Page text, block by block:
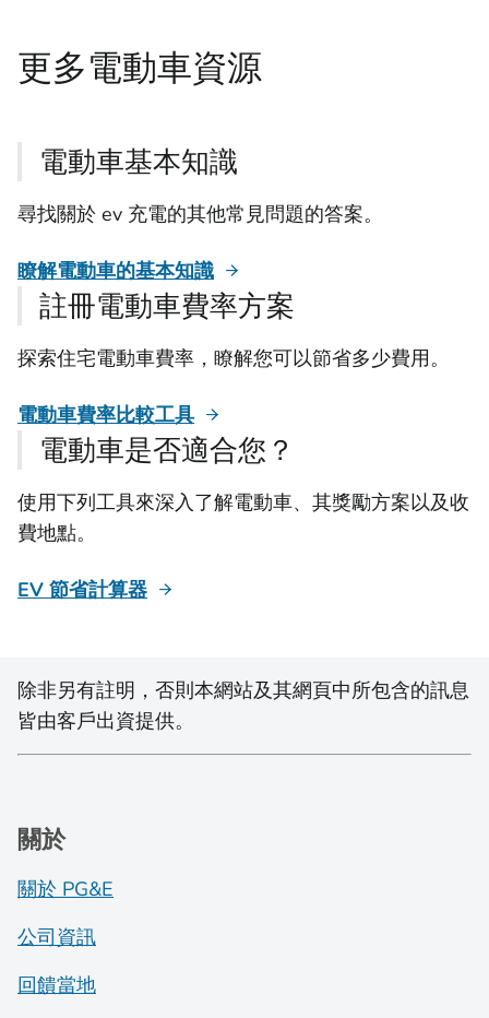
更多電動車資源
電動車基本知識
尋找關於 ev 充電的其他常見問題的答案。
瞭解電動車的基本知識
註冊電動車費率方案
探索住宅電動車費率，瞭解您可以節省多少費用。
電動車費率比較工具
電動車是否適合您？
使用下列工具來深入了解電動車、其獎勵方案以及收
費地點。
EV 節省計算器
除非另有註明，否則本網站及其網頁中所包含的訊息
皆由客戶出資提供。
關於
關於 PG&E
公司資訊
回饋當地